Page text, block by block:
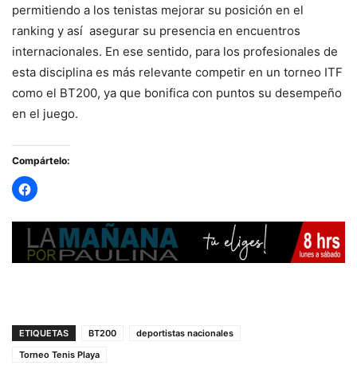
permitiendo a los tenistas mejorar su posición en el
ranking y así asegurar su presencia en encuentros
internacionales. En ese sentido, para los profesionales de
esta disciplina es más relevante competir en un torneo ITF
como el BT200, ya que bonifica con puntos su desempeño
en el juego.
Compártelo:
ETIQUETAS BT200
deportistas nacionales
Torneo Tenis Playa